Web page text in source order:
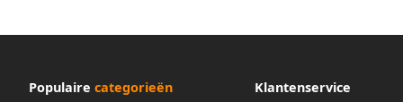
Populaire categorieën Klantenservice